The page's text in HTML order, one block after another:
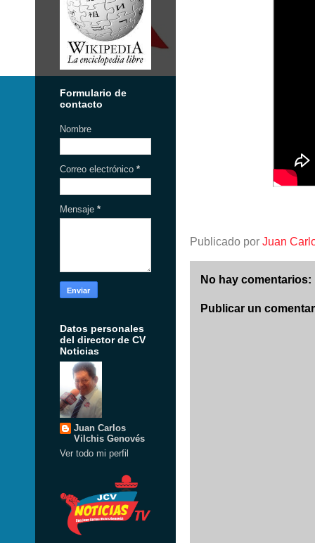
Publicado por Juan
No hay comentarios:
Publicar un
Formulario de
contacto
Nombre
Correo electrónico *
Mensaje *
Datos personales
del director de CV
Noticias
Juan Carlos
Vilchis Genovés
Ver todo mi perfil